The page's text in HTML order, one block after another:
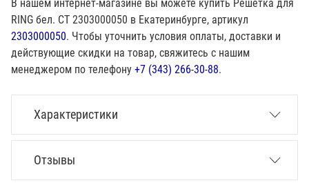
В нашем интернет-магазине вы можете купить Решетка для
RING бел. СТ 2303000050 в Екатеринбурге, артикул
2303000050. Чтобы уточнить условия оплаты, доставки и
действующие скидки на товар, свяжитесь с нашим
менеджером по телефону +7 (343) 266-30-88.
Характеристики
Отзывы